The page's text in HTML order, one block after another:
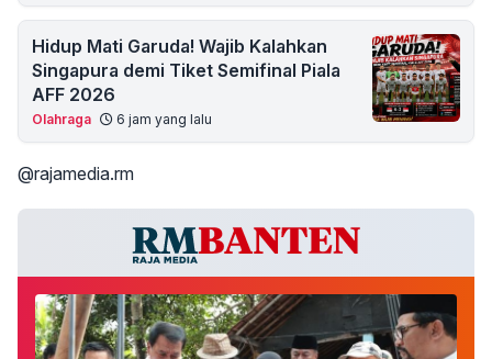
Hidup Mati Garuda! Wajib Kalahkan
Singapura demi Tiket Semifinal Piala
AFF 2026
Olahraga 6 jam yang lalu
@rajamedia.rm